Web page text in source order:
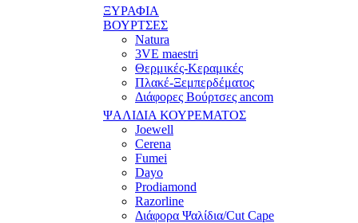
ΞΥΡΑΦΙΑ
ΒΟΥΡΤΣΕΣ
Natura
3VE maestri
Θερμικές-Κεραμικές
Πλακέ-Ξεμπερδέματος
Διάφορες Βούρτσες ancom
ΨΑΛΙΔΙΑ ΚΟΥΡΕΜΑΤΟΣ
Joewell
Cerena
Fumei
Dayo
Prodiamond
Razorline
Διάφορα Ψαλίδια/Cut Cape